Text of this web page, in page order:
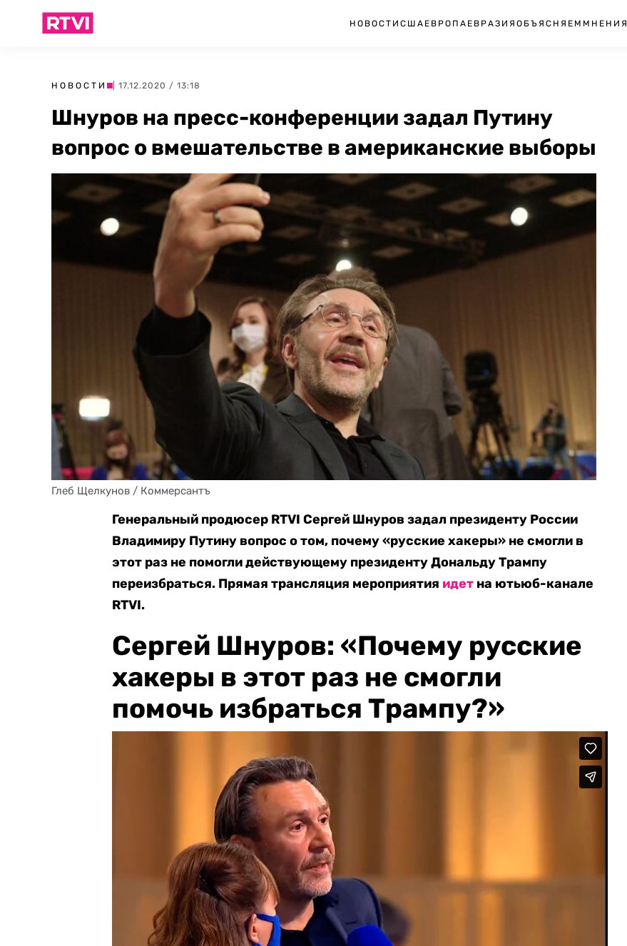
НОВОСТИ США ЕВРОПА ЕВРАЗИЯ ОБЪЯСНЯЕМ МНЕНИЯ
НОВОСТИ | 17.12.2020 / 13:18
Шнуров на пресс-конференции задал Путину
вопрос о вмешательстве в американские выборы
Глеб Щелкунов / Коммерсантъ
Генеральный продюсер RTVI Сергей Шнуров задал президенту России
Владимиру Путину вопрос о том, почему «русские хакеры» не смогли в
этот раз не помогли действующему президенту Дональду Трампу
переизбраться. Прямая трансляция мероприятия идет на ютьюб-канале
RTVI.
Сергей Шнуров: «Почему русские
хакеры в этот раз не смогли
помочь избраться Трампу?»